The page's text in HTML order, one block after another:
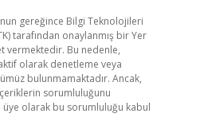
gereğince Bilgi Teknolojileri
tarafından onaylanmış bir Yer
vermektedir. Bu nedenle,
olarak denetleme veya
bulunmamaktadır. Ancak,
sorumluluğunu
üye olarak bu sorumluluğu kabul